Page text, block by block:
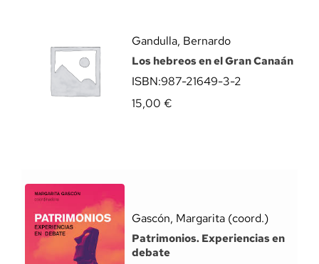
Gandulla, Bernardo
Los hebreos en el Gran Canaán
ISBN:987-21649-3-2
15,00 €
Gascón, Margarita (coord.)
Patrimonios. Experiencias en
debate